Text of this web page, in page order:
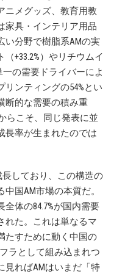
ニメグッズ、教育用教
家具・インテリア用品
い分野で樹脂系AMの実
+33.2%）やリチウムイ
一の需要ドライバーによ
リンティングの54%とい
断的な需要の積み重
らこそ、同じ発表に並
長率が生まれたのでは
しており、この構造の
国AM市場の本質だ。
体の84.7%が国内需要
れた。これは単なるマ
たすために動く中国の
ラとして組み込まれつ
見ればAMはいまだ「特